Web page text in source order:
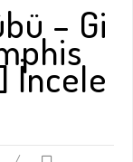
– Gi
İncele